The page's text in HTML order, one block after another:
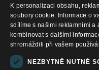
+420732122225
obchod@baterie-
K personalizaci obsahu,
soubory cookie. Informace o
sdílíme s našimi reklamními a
kombinovat s dalšími
shromáždili při vašem
NEZBYTNĚ NUTNÉ